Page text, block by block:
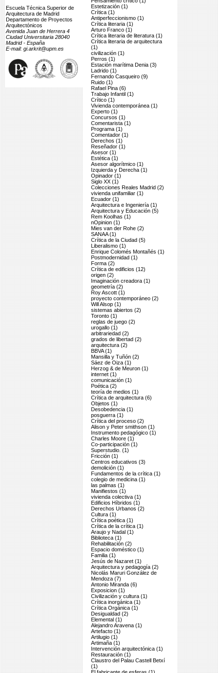
Escuela Técnica Superior de
Arquitectura de Madrid
Departamento de Proyectos
Arquitectónicos
Avenida Juan de Herrera 4
Ciudad Universitaria 28040
Madrid - España
E-mail: gi.arkrit@upm.es
Estetización (1)
Crítica (1)
Antiperfeccionismo (1)
Crítica literaria (1)
Arturo Franco (1)
Crítica literaria de literatura (1)
Crítica literaria de arquitectura
(1)
civilización (1)
Perros (1)
Estación marítima Denia (3)
Ladrido (1)
Fernando Casqueiro (9)
Ruido (1)
Rafael Pina (6)
Trabajo Infantil (1)
Crítico (1)
Vivienda contemporánea (1)
Experto (1)
Concursos (1)
Comentarista (1)
Programa (1)
Comentador (1)
Derechos (1)
Reseñador (1)
Asesor (1)
Estética (1)
Asesor algorítmico (1)
Izquierda y Derecha (1)
Opinador (1)
Siglo XX (1)
Colecciones Reales Madrid (2)
vivienda unifamiliar (1)
Ecuador (1)
Arquitectura e Ingeniería (1)
Arquitectura y Educación (5)
Rem Koolhas (1)
nOpinion (1)
Mies van der Rohe (2)
SANAA (1)
Crítica de la Ciudad (5)
Liberalismo (1)
Enrique Colomés Montañés (1)
Postmodernidad (1)
Forma (2)
Crítica de edificios (12)
origen (2)
Imaginación creadora (1)
geometría (2)
Roy Ascott (1)
proyecto contemporáneo (2)
Will Alsop (1)
sistemas abiertos (2)
Toronto (1)
reglas de juego (2)
urogallo (1)
arbitrariedad (2)
grados de libertad (2)
arquitectura (2)
BBVA (1)
Mansilla y Tuñón (2)
Sáez de Oiza (1)
Herzog & de Meuron (1)
internet (1)
comunicación (1)
Poética (2)
teoría de medios (1)
Crítica de arquitectura (6)
Objetos (1)
Desobedencia (1)
posguerra (1)
Crítica del proceso (2)
Alison y Peter smithson (1)
Instrumento pedagógico (1)
Charles Moore (1)
Co-participación (1)
Superstudio. (1)
Fricción (1)
Centros educativos (3)
demolición (1)
Fundamentos de la crítica (1)
colegio de medicina (1)
las palmas (1)
Manifiestos (1)
vivienda colectiva (1)
Edificios Híbridos (1)
Derechos Urbanos (2)
Cultura (1)
Crítica poética (1)
Crítica de la crítica (1)
Araujo y Nadal (1)
Biblioteca (1)
Rehabilitación (2)
Espacio doméstico (1)
Familia (1)
Jesús de Nazaret (1)
Arquitectura y pedagogía (2)
Nicolás Maruri González de
Mendoza (7)
Antonio Miranda (6)
Exposicion (1)
Civilización y cultura (1)
Crítica inorgánica (1)
Crítica Orgánica (1)
Desigualdad (2)
Elemental (1)
Alejandro Aravena (1)
Artefacto (1)
Artilugio (1)
Artimaña (1)
Intervención arquitectónica (1)
Restauración (1)
Claustro del Palau Castell Betxí
(1)